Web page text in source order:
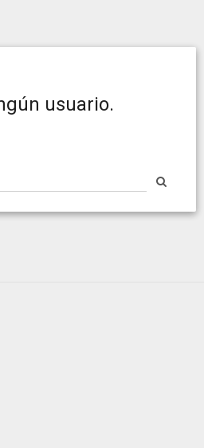
usuario.